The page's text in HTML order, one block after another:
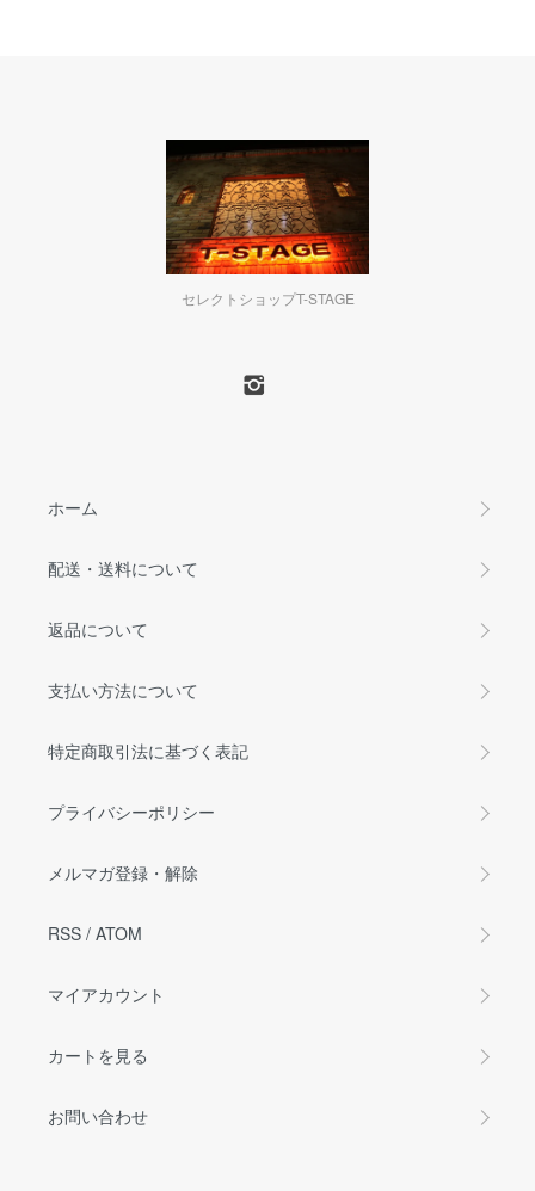
セレクトショップT-STAGE
ホーム
配送・送料について
返品について
支払い方法について
特定商取引法に基づく表記
プライバシーポリシー
メルマガ登録・解除
RSS / ATOM
マイアカウント
カートを見る
お問い合わせ